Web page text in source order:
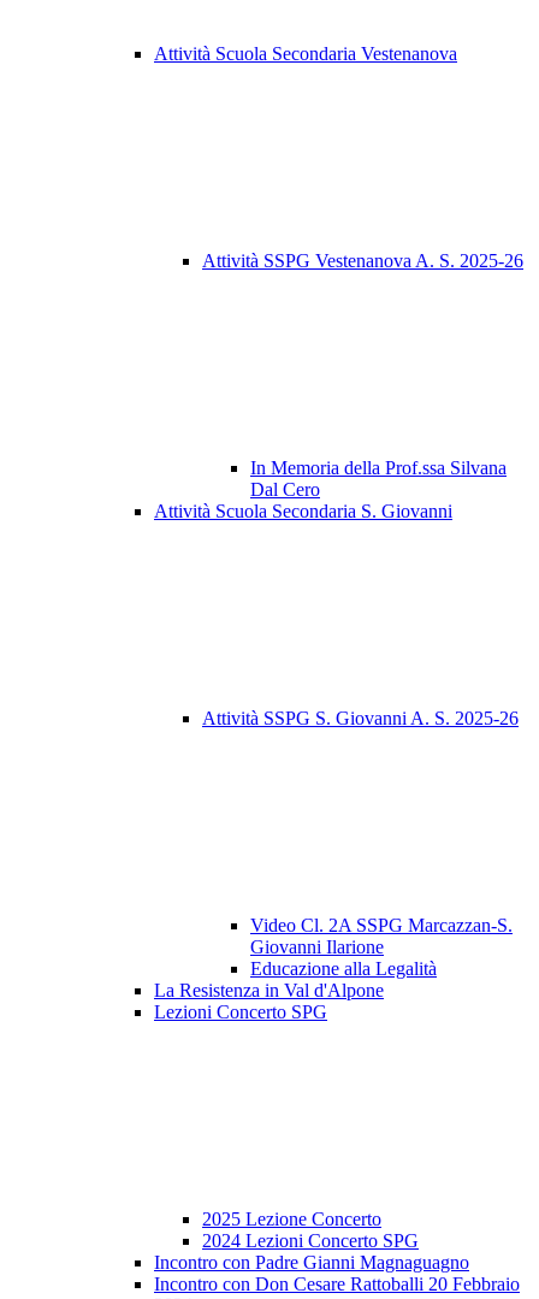
Attività Scuola Secondaria Vestenanova
Attività SSPG Vestenanova A. S. 2025-26
In Memoria della Prof.ssa Silvana
Dal Cero
Attività Scuola Secondaria S. Giovanni
Attività SSPG S. Giovanni A. S. 2025-26
Video Cl. 2A SSPG Marcazzan-S.
Giovanni Ilarione
Educazione alla Legalità
La Resistenza in Val d'Alpone
Lezioni Concerto SPG
2025 Lezione Concerto
2024 Lezioni Concerto SPG
Incontro con Padre Gianni Magnaguagno
Incontro con Don Cesare Rattoballi 20 Febbraio